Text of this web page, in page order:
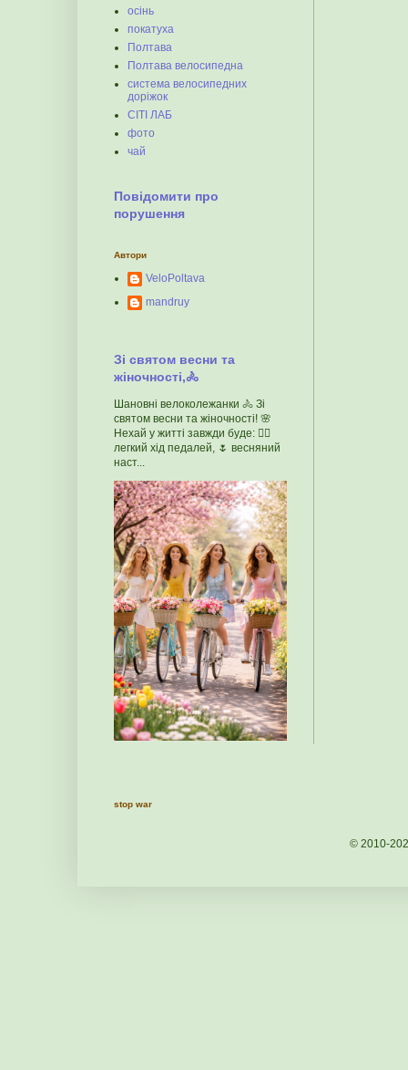
осінь
покатуха
Полтава
Полтава велосипедна
система велосипедних
доріжок
СІТІ ЛАБ
фото
чай
Повідомити про
порушення
Автори
VeloPoltava
mandruy
Зі святом весни та
жіночності,🚴
Шановні велоколежанки 🚴 Зі
святом весни та жіночності! 🌸
Нехай у житті завжди буде: 🚴‍♀️
легкий хід педалей, 🌷 весняний
наст...
stop war
© 2010-